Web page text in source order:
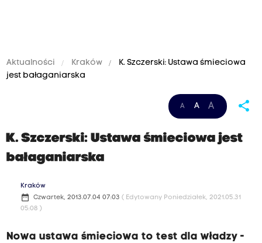
Aktualności Kraków
K. Szczerski: Ustawa śmieciowa
jest bałaganiarska
A A A share
K. Szczerski: Ustawa śmieciowa jest
bałaganiarska
Kraków
date_range Czwartek, 2013.07.04 07:03 ( Edytowany Poniedziałek, 2021.05.31
05:08 )
Nowa ustawa śmieciowa to test dla władzy -